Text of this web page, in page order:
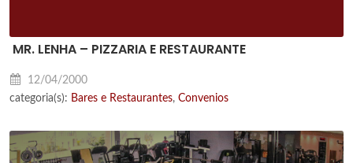
MR. LENHA – PIZZARIA E RESTAURANTE
12/04/2000
categoria(s): Bares e Restaurantes, Convenios